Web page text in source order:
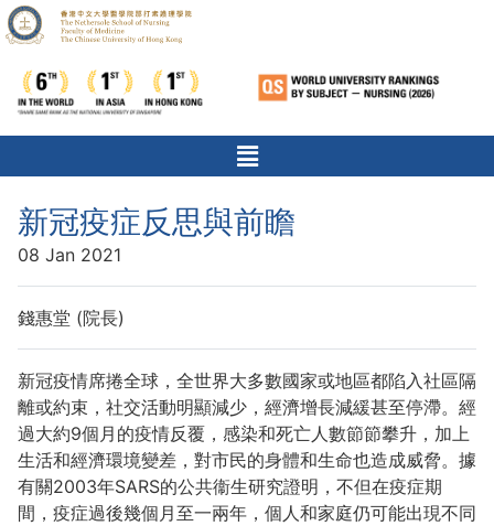
新冠疫症反思與前瞻
08 Jan 2021
錢惠堂 (院長)
新冠疫情席捲全球，全世界大多數國家或地區都陷入社區隔
離或約束，社交活動明顯減少，經濟增長減緩甚至停滯。經
過大約9個月的疫情反覆，感染和死亡人數節節攀升，加上
生活和經濟環境變差，對市民的身體和生命也造成威脅。據
有關2003年SARS的公共衞生研究證明，不但在疫症期
間，疫症過後幾個月至一兩年，個人和家庭仍可能出現不同